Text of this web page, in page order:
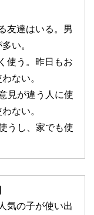
友達はいる。男
い。
使う。昨日もお
ない。
見が違う人に使
ない。
うし、家でも使
気の子が使い出